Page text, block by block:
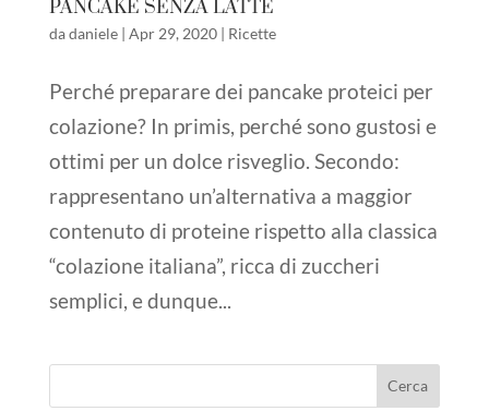
PANCAKE SENZA LATTE
dadaniele| Apr 29, 2020| Ricette
Perché preparare dei pancake proteici per
colazione? In primis, perché sono gustosi e
ottimi per un dolce risveglio. Secondo:
rappresentano un’alternativa a maggior
contenuto di proteine rispetto alla classica
“colazione italiana”, ricca di zuccheri
semplici, e dunque...